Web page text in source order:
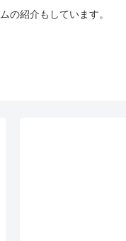
の紹介もしています。